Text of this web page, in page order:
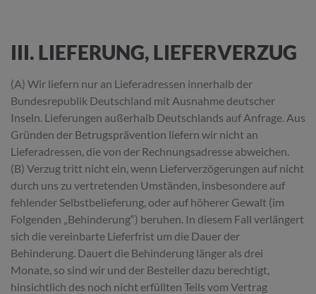
III. LIEFERUNG, LIEFERVERZUG
(A) Wir liefern nur an Lieferadressen innerhalb der
Bundesrepublik Deutschland mit Ausnahme deutscher
Inseln. Lieferungen außerhalb Deutschlands auf Anfrage. Aus
Gründen der Betrugsprävention liefern wir nicht an
Lieferadressen, die von der Rechnungsadresse abweichen.
(B) Verzug tritt nicht ein, wenn Lieferverzögerungen auf nicht
durch uns zu vertretenden Umständen, insbesondere auf
fehlender Selbstbelieferung, oder auf höherer Gewalt (im
Folgenden „Behinderung“) beruhen. In diesem Fall verlängert
sich die vereinbarte Lieferfrist um die Dauer der
Behinderung. Dauert die Behinderung länger als drei
Monate, so sind wir und der Besteller dazu berechtigt,
hinsichtlich des noch nicht erfüllten Teils vom Vertrag